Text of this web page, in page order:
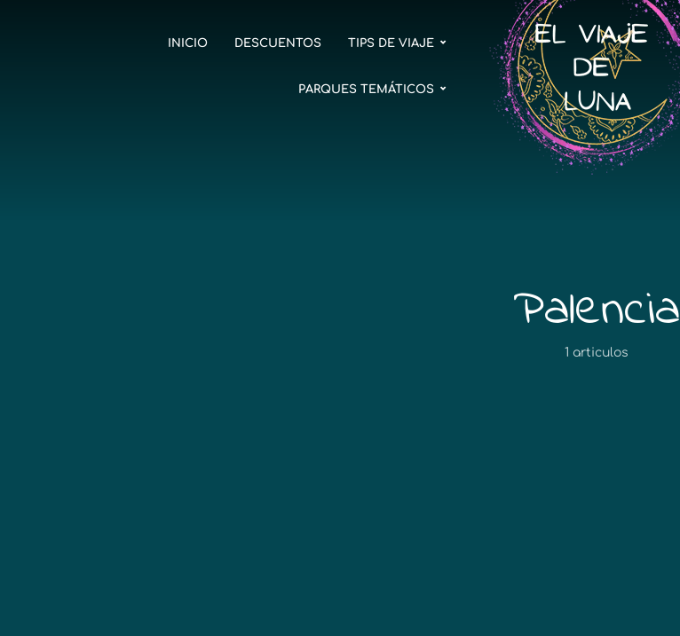
INICIO DESCUENTOS TIPS DE VIAJE
PARQUES TEMÁTICOS
Palencia
1 articulos